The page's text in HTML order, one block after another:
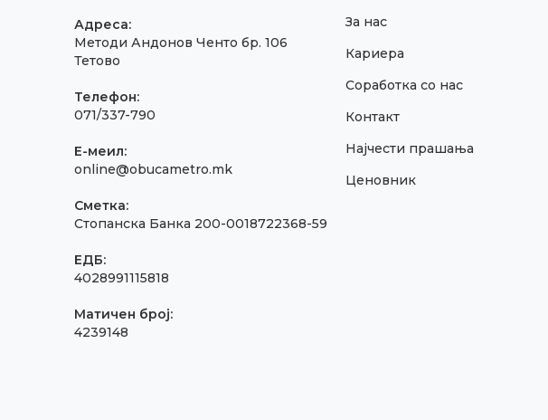
Адреса:
Методи Андонов Ченто бр. 106
Тетово
Телефон:
071/337-790
E-меил:
online@obucametro.mk
Сметка:
Стопанска Банка 200-0018722368-59
ЕДБ:
4028991115818
Матичен број:
4239148
За нас
Кариера
Соработка со нас
Контакт
Најчести прашања
Ценовник